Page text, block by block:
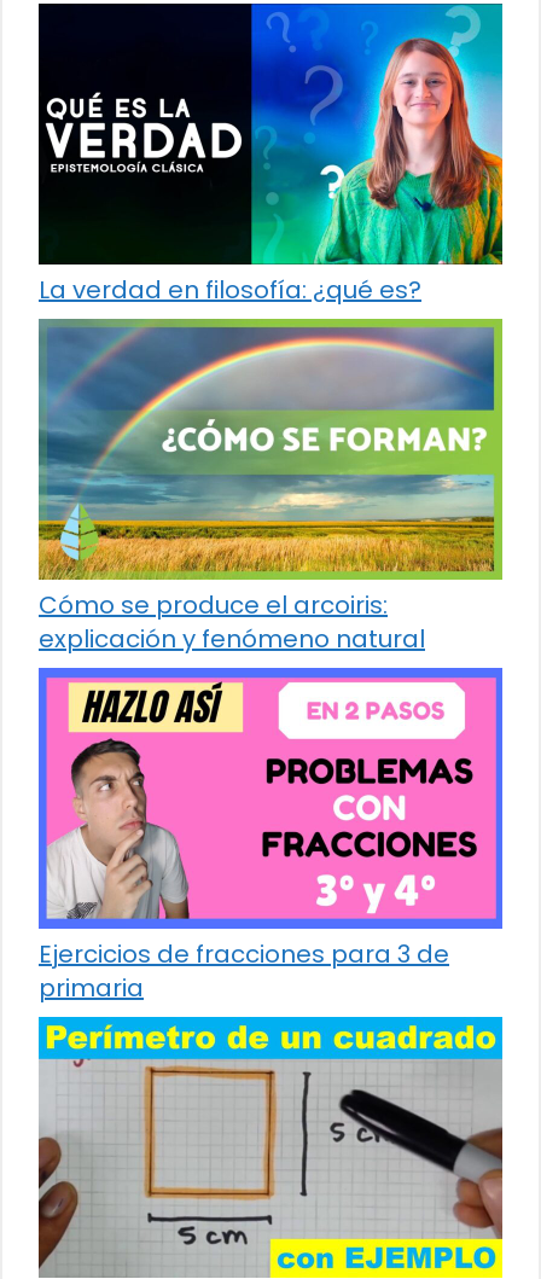
La verdad en filosofía: ¿qué es?
Cómo se produce el arcoiris:
explicación y fenómeno natural
Ejercicios de fracciones para 3 de
primaria